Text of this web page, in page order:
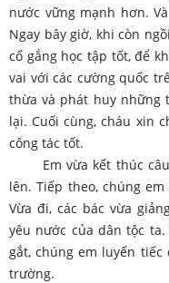
nước vững mạnh hơn.
Ngay bây giờ, khi còn
cố gắng học tập tốt, để
vai với các cường quốc
thừa và phát huy những
lại. Cuối cùng, cháu xin
công tác tốt.
Em vừa kết thúc câu
lên. Tiếp theo, chúng
Vừa đi, các bác vừa
yêu nước của dân tộc
gắt, chúng em luyến
trường.